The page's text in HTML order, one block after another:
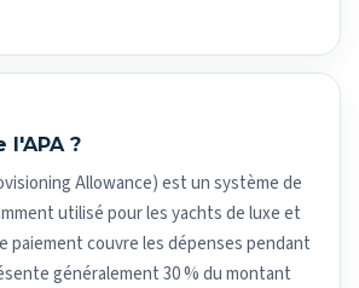
l'APA ?
Allowance) est un système de
utilisé pour les yachts de luxe et
paiement couvre les dépenses pendant
généralement 30 % du montant